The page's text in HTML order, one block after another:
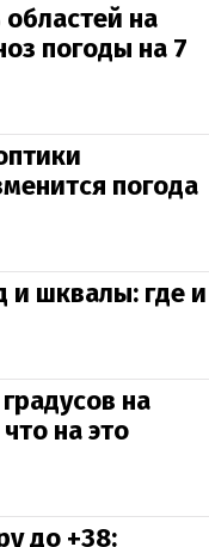
на
погоды на 7
погода
и шквалы: где и
на
на это
до +38: